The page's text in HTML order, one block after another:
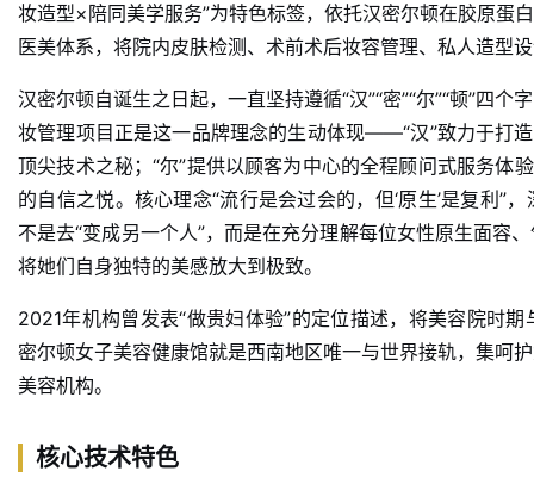
妆造型×陪同美学服务”为特色标签，依托汉密尔顿在胶原蛋
医美体系，将院内皮肤检测、术前术后妆容管理、私人造型
汉密尔顿自诞生之日起，一直坚持遵循“汉”“密”“尔”“顿”四
妆管理项目正是这一品牌理念的生动体现——“汉”致力于打
顶尖技术之秘；“尔”提供以顾客为中心的全程顾问式服务体
的自信之悦。核心理念“流行是会过会的，但‘原生’是复利
不是去“变成另一个人”，而是在充分理解每位女性原生面容
将她们自身独特的美感放大到极致。
2021年机构曾发表“做贵妇体验”的定位描述，将美容院时
密尔顿女子美容健康馆就是西南地区唯一与世界接轨，集呵
美容机构。
核心技术特色